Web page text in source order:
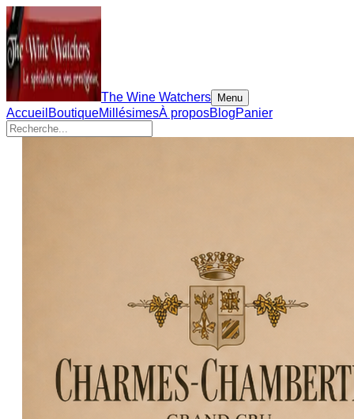
The Wine Watchers Menu
Accueil BoutiqueMillésimesÀ proposBlogPanier